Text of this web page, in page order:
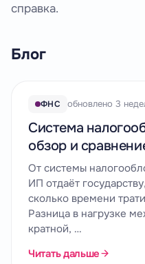
справка.
Блог
ФНС обновлено 3
Система
обзор и
От системы
ИП отдаёт
сколько времени
Разница в нагрузке
кратной, …
Читать дальше